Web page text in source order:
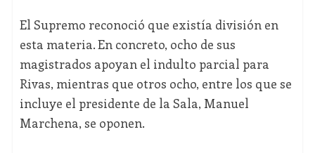
El Supremo reconoció que existía división en
esta materia. En concreto, ocho de sus
magistrados apoyan el indulto parcial para
Rivas, mientras que otros ocho, entre los que se
incluye el presidente de la Sala, Manuel
Marchena, se oponen.